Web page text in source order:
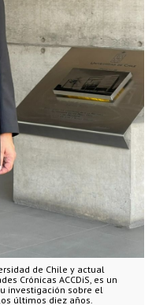
de Chile y actual
Crónicas ACCDiS, es un
investigación sobre el
últimos diez años.